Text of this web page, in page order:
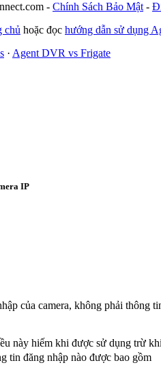
- Chính Sách Bảo Mật -
chủ hoặc đọc hướng dẫn sử dụng
· Agent DVR vs Frigate
IP
của camera, không phải thông
này hiếm khi được sử dụng trừ
tin đăng nhập nào được bao gồm